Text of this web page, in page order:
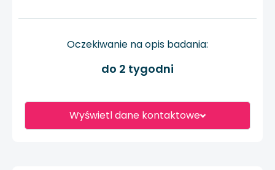
Wyświetl dane kontaktowe
Oczekiwanie na opis badania:
do 2 tygodni